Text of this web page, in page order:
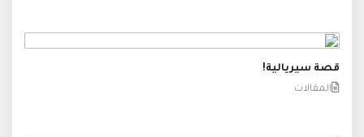
قصة سيريالية!
المقالات